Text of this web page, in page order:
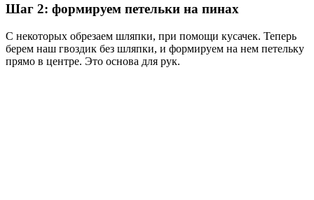
Шаг 2: формируем петельки на пинах
С некоторых обрезаем шляпки, при помощи кусачек. Теперь
берем наш гвоздик без шляпки, и формируем на нем петельку
прямо в центре. Это основа для рук.